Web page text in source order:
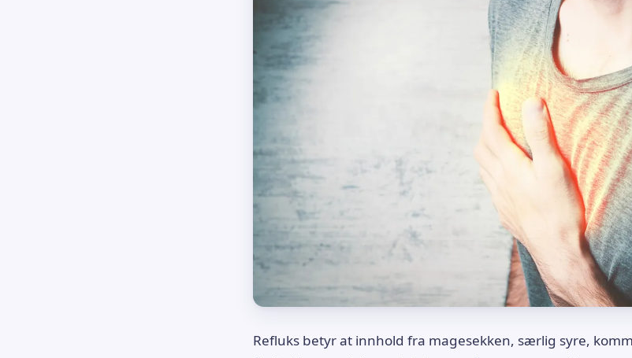
Refluks betyr at innhold fra magesekken, særlig syre,